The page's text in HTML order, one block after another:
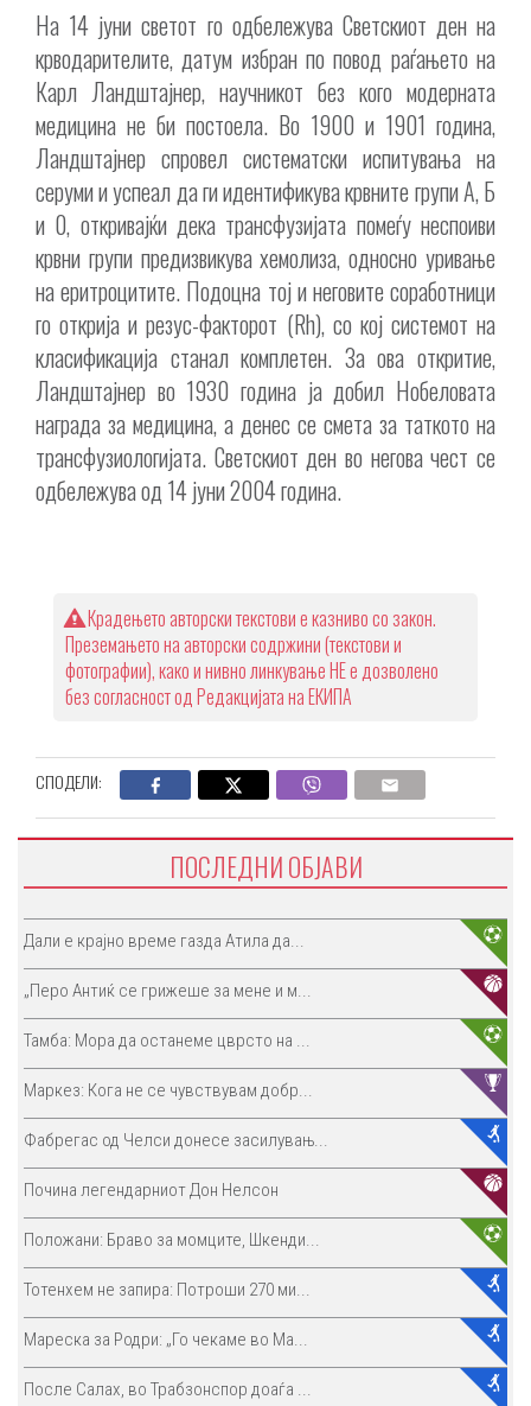
На 14 јуни светот го одбележува Светскиот ден на
крводарителите, датум избран по повод раѓањето на
Карл Ландштајнер, научникот без кого модерната
медицина не би постоела. Во 1900 и 1901 година,
Ландштајнер спровел систематски испитувања на
серуми и успеал да ги идентификува крвните групи А, Б
и 0, откривајќи дека трансфузијата помеѓу неспоиви
крвни групи предизвикува хемолиза, односно уривање
на еритроцитите. Подоцна тој и неговите соработници
го открија и резус-факторот (Rh), со кој системот на
класификација станал комплетен. За ова откритие,
Ландштајнер во 1930 година ја добил Нобеловата
награда за медицина, а денес се смета за таткото на
трансфузиологијата. Светскиот ден во негова чест се
одбележува од 14 јуни 2004 година.
Крадењето авторски текстови е казниво со закон.
Преземањето на авторски содржини (текстови и
фотографии), како и нивно линкување НЕ е дозволено
без согласност од Редакцијата на ЕКИПА
СПОДЕЛИ:
ПОСЛЕДНИ ОБЈАВИ
Дали е крајно време газда Атила да...
„Перо Антиќ се грижеше за мене и м...
Тамба: Мора да останеме цврсто на ...
Маркез: Кога не се чувствувам добр...
Фабрегас од Челси донесе засилувањ...
Почина легендарниот Дон Нелсон
Положани: Браво за момците, Шкенди...
Тотенхем не запира: Потроши 270 ми...
Мареска за Родри: „Го чекаме во Ма...
После Салах, во Трабзонспор доаѓа ...